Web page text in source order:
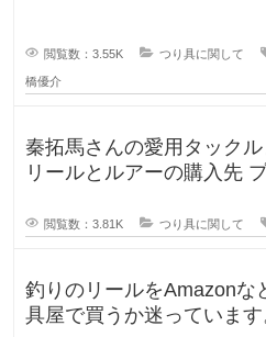
い
ま
す
閲覧数：3.55K つり具に関して
橋優介
秦拓馬さんの愛用タック
リールとルアーの購入先 プロアングラーとして、
閲覧数：3.81K つり具に関して
釣りのリールをAmazonな
具屋で買うか迷っていま